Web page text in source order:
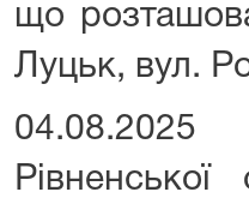
що
Луцьк, вул.